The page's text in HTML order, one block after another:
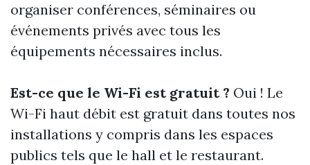
organiser conférences, séminaires ou
événements privés avec tous les
équipements nécessaires inclus.
Est-ce que le Wi-Fi est gratuit ? Oui ! Le
Wi-Fi haut débit est gratuit dans toutes nos
installations y compris dans les espaces
publics tels que le hall et le restaurant.